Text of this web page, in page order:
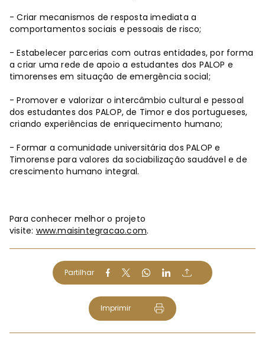
- Criar mecanismos de resposta imediata a
comportamentos sociais e pessoais de risco;
- Estabelecer parcerias com outras entidades, por forma
a criar uma rede de apoio a estudantes dos PALOP e
timorenses em situação de emergência social;
- Promover e valorizar o intercâmbio cultural e pessoal
dos estudantes dos PALOP, de Timor e dos portugueses,
criando experiências de enriquecimento humano;
- Formar a comunidade universitária dos PALOP e
Timorense para valores da sociabilização saudável e de
crescimento humano integral.
Para conhecer melhor o projeto
visite: www.maisintegracao.com.
Partilhar
Imprimir